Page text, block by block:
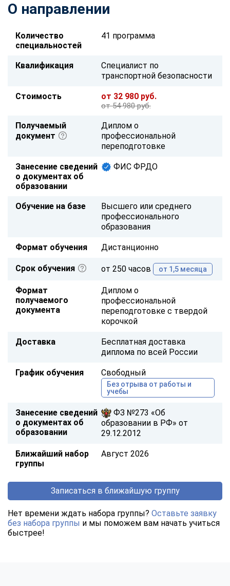
О направлении
Количество
специальностей
41 программа
Квалификация
Специалист по
транспортной безопасности
Стоимость от 32 980 руб.
от 54 980 руб.
Получаемый
документ
Диплом о
профессиональной
переподготовке
Занесение сведений
о документах об
образовании
ФИС ФРДО
Обучение на базе
Высшего или среднего
профессионального
образования
Формат обучения Дистанционно
Срок обучения от 250 часов от 1,5 месяца
Формат
получаемого
документа
Диплом о
профессиональной
переподготовке с твердой
корочкой
Доставка
Бесплатная доставка
диплома по всей России
График обучения Свободный
Без отрыва от работы и
учебы
Занесение сведений
о документах об
образовании
ФЗ №273 «Об
образовании в РФ» от
29.12.2012
Ближайший набор
группы
Август 2026
Записаться в ближайшую группу
Нет времени ждать набора группы? Оставьте заявку
без набора группы и мы поможем вам начать учиться
быстрее!